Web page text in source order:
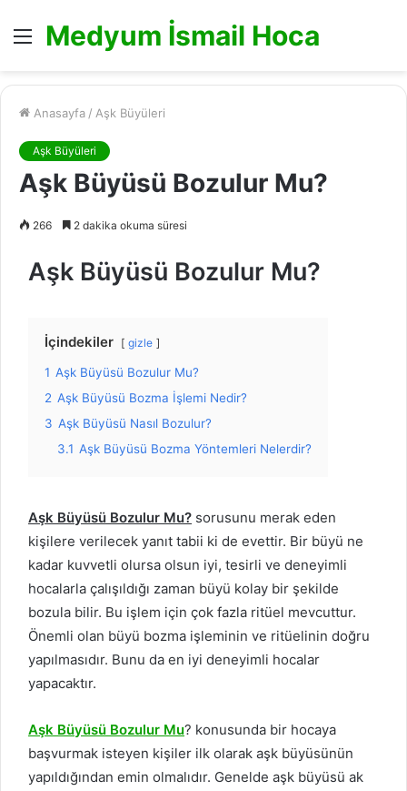
MenüMedyum İsmail Hoca
Anasayfa / Aşk Büyüleri
Aşk Büyüleri
Aşk Büyüsü Bozulur Mu?
266 2 dakika okuma süresi
Aşk Büyüsü Bozulur Mu?
İçindekiler gizle
1 Aşk Büyüsü Bozulur Mu?
2 Aşk Büyüsü Bozma İşlemi Nedir?
3 Aşk Büyüsü Nasıl Bozulur?
3.1 Aşk Büyüsü Bozma Yöntemleri Nelerdir?
Aşk Büyüsü Bozulur Mu? sorusunu merak eden
kişilere verilecek yanıt tabii ki de evettir. Bir büyü ne
kadar kuvvetli olursa olsun iyi, tesirli ve deneyimli
hocalarla çalışıldığı zaman büyü kolay bir şekilde
bozula bilir. Bu işlem için çok fazla ritüel mevcuttur.
Önemli olan büyü bozma işleminin ve ritüelinin doğru
yapılmasıdır. Bunu da en iyi deneyimli hocalar
yapacaktır.
Aşk Büyüsü Bozulur Mu? konusunda bir hocaya
başvurmak isteyen kişiler ilk olarak aşk büyüsünün
yapıldığından emin olmalıdır. Genelde aşk büyüsü ak